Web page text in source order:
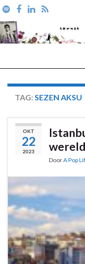
Search
TAG: SEZEN AKSU
OKT
22
2023
DoorA Pop